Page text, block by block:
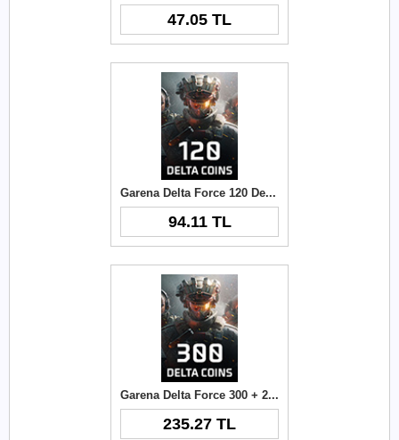
47.05 TL
Garena Delta Force 120 Delta Coins TR
94.11 TL
Garena Delta Force 300 + 21 Delta Coins TR
235.27 TL